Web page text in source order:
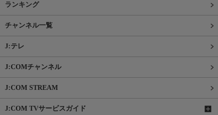
ランキング
チャンネル一覧
J:テレ
J:COMチャンネル
J:COM STREAM
J:COM TVサービスガイド